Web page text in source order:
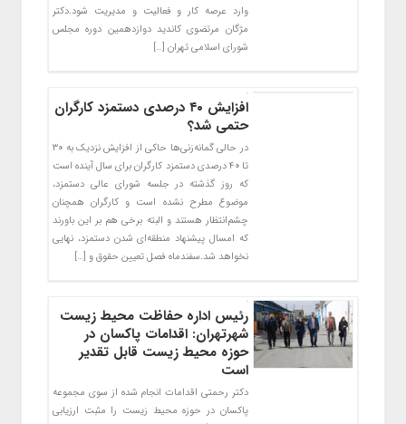
وارد عرصه کار و فعالیت و مدیریت شود.دکتر
مژگان مرتضوی کاندید دوازدهمین دوره مجلس
شورای اسلامی تهران […]
افزایش ۴۰ درصدی دستمزد کارگران
حتمی شد؟
در حالی گمانه‌زنی‌ها حاکی از افزایش نزدیک به ۳۰
تا ۴۰ درصدی دستمزد کارگران برای سال آینده است
که روز گذشته در جلسه شورای عالی دستمزد،
موضوع مطرح نشده است و کارگران همچنان
چشم‌انتظار هستند و البته برخی هم بر این باورند
که امسال پیشنهاد منطقه‌ای شدن دستمزد، نهایی
نخواهد شد.سفندماه فصل تعیین حقوق و […]
رئیس اداره حفاظت محیط زیست
شهرتهران: اقدامات پاکسان در
حوزه محیط زیست قابل تقدیر
است
دکتر رحمتی اقدامات انجام شده از سوی مجموعه
پاکسان در حوزه محیط زیست را مثبت ارزیابی